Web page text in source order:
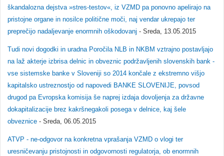
škandalozna dejstva »stres-testov«, iz VZMD pa ponovno apelirajo na
pristojne organe in nosilce politične moči, naj vendar ukrepajo ter
preprečijo nadaljevanje enormnih oškodovanj - Sreda, 13.05.2015
Tudi novi dogodki in uradna Poročila NLB in NKBM vztrajno postavljajo
na laž akterje izbrisa delnic in obveznic podržavljenih slovenskih bank -
vse sistemske banke v Sloveniji so 2014 končale z ekstremno višjo
kapitalsko ustreznostjo od napovedi BANKE SLOVENIJE, povsod
drugod pa Evropska komisija še naprej izdaja dovoljenja za državne
dokapitalizacije brez kakršnegakoli posega v delnice, kaj šele
obveznice - Sreda, 06.05.2015
ATVP - ne-odgovor na konkretna vprašanja VZMD o vlogi ter
uresničevanju pristojnosti in odgovornosti regulatorja, ob enormnih